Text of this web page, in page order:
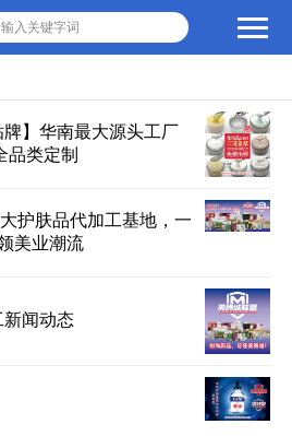
入关键字词
牌】华南最大源头工厂
品类定制
护肤品代加工基地，一
美业潮流
新闻动态
转人工 ×